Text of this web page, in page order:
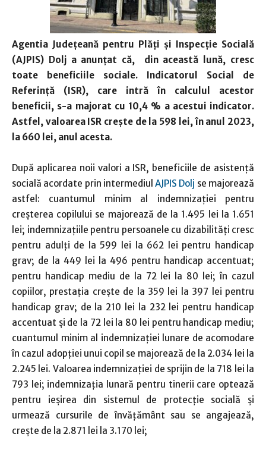
Agentia Județeană pentru Plăți și Inspecție Socială
(AJPIS) Dolj a anunțat că, din această lună, cresc
toate beneficiile sociale. Indicatorul Social de
Referință (ISR), care intră în calculul acestor
beneficii, s-a majorat cu 10,4 % a acestui indicator.
Astfel, valoarea ISR crește de la 598 lei, în anul 2023,
la 660 lei, anul acesta.
După aplicarea noii valori a ISR, beneficiile de asistență
socială acordate prin intermediulAJPIS Dolj se majorează
astfel: cuantumul minim al indemnizației pentru
creșterea copilului se majorează de la 1.495 lei la 1.651
lei; indemnizațiile pentru persoanele cu dizabilități cresc
pentru adulți de la 599 lei la 662 lei pentru handicap
grav; de la 449 lei la 496 pentru handicap accentuat;
pentru handicap mediu de la 72 lei la 80 lei; în cazul
copiilor, prestația crește de la 359 lei la 397 lei pentru
handicap grav; de la 210 lei la 232 lei pentru handicap
accentuat și de la 72 lei la 80 lei pentru handicap mediu;
cuantumul minim al indemnizației lunare de acomodare
în cazul adopției unui copil se majorează de la 2.034 lei la
2.245 lei. Valoarea indemnizației de sprijin de la 718 lei la
793 lei; indemnizația lunară pentru tinerii care optează
pentru ieșirea din sistemul de protecție socială și
urmează cursurile de învățământ sau se angajează,
crește de la 2.871 lei la 3.170 lei;